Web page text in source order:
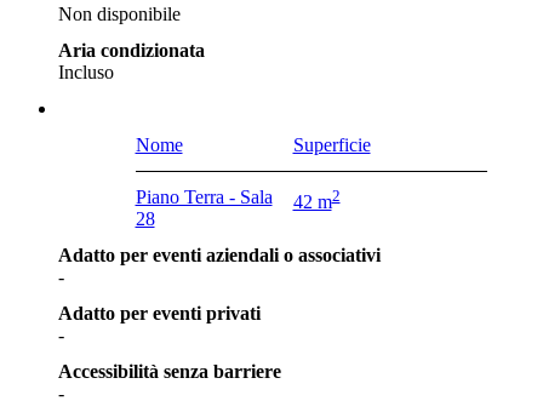
Non disponibile
Aria condizionata
Incluso
Nome Superficie
Piano Terra - Sala
28
42 m2
Adatto per eventi aziendali o associativi
-
Adatto per eventi privati
-
Accessibilità senza barriere
-